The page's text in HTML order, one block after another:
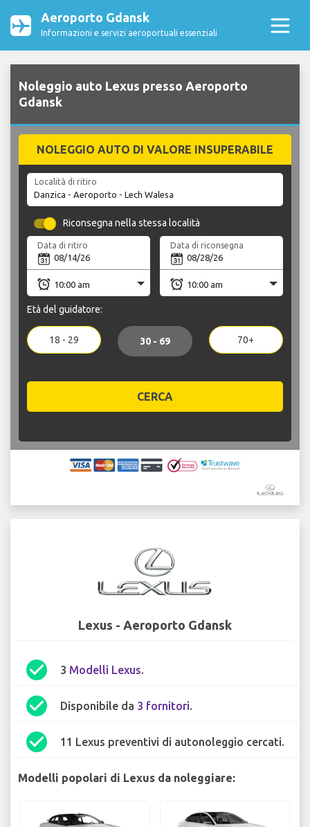
Aeroporto Gdansk
Informazioni e servizi aeroportuali essenziali
Noleggio auto Lexus presso Aeroporto
Gdansk
NOLEGGIO AUTO DI VALORE INSUPERABILE
Località di ritiro
Riconsegna nella stessa località
Data di ritiro Data di riconsegna
Età del guidatore:
18 - 29 30 - 69 70+
CERCA
Lexus - Aeroporto Gdansk
check_circle 3 Modelli Lexus.
check_circle Disponibile da 3 fornitori.
check_circle 11 Lexus preventivi di autonoleggio cercati.
Modelli popolari di Lexus da noleggiare: